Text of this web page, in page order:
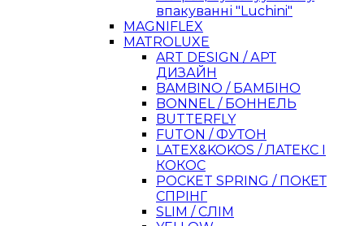
впакуванні "Luchini"
MAGNIFLEX
MATROLUXE
ART DESIGN / АРТ
ДИЗАЙН
BAMBINO / БАМБІНО
BONNEL / БОННЕЛЬ
BUTTERFLY
FUTON / ФУТОН
LATEX&KOKOS / ЛАТЕКС І
КОКОС
POCKET SPRING / ПОКЕТ
СПРІНГ
SLIM / СЛІМ